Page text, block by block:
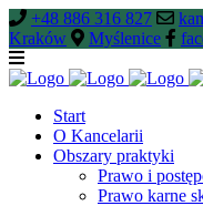
+48 886 316 827
Kraków
Myślenice
Start
O Kancelarii
Obszary praktyki
Prawo i
Prawo karne